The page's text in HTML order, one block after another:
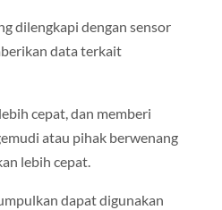
dilengkapi dengan sensor
data terkait
cepat, dan memberi
atau pihak berwenang
lebih cepat.
dapat digunakan